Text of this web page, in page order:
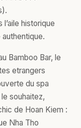
historique
Bamboo Bar, le
etrangers
du spa
souhaitez,
de Hoan Kiem :
Nha Tho